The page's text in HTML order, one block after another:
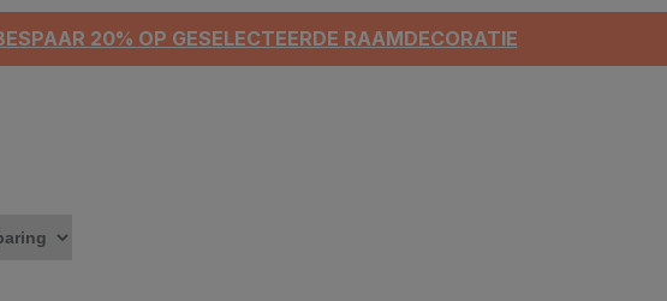
20% OP GESELECTEERDE RAAMDECORATIE